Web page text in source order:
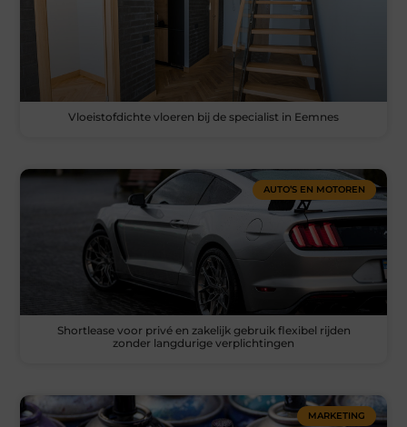
Vloeistofdichte vloeren bij de specialist in Eemnes
AUTO’S EN MOTOREN
Shortlease voor privé en zakelijk gebruik flexibel rijden
zonder langdurige verplichtingen
MARKETING